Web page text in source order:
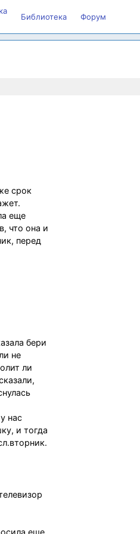
Библиотека Форум
срок
еще
что она и
перед
бери
не
ли
нас
и тогда
еще